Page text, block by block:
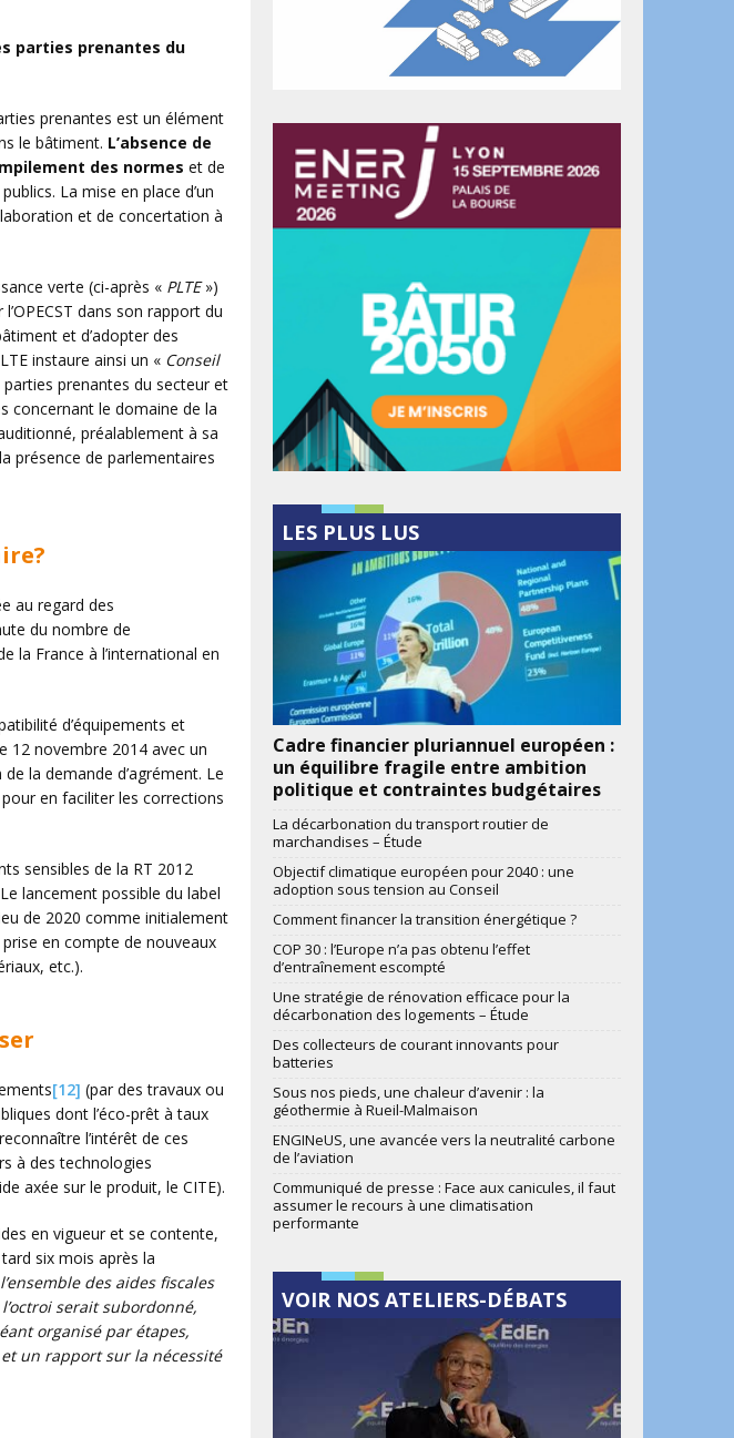
parties prenantes du
prenantes est un élément
le bâtiment. L’absence de
des normes et de
La mise en place d’un
et de concertation à
verte (ci-après « PLTE»)
dans son rapport du
et d’adopter des
instaure ainsi un « Conseil
prenantes du secteur et
concernant le domaine de la
préalablement à sa
présence de parlementaires
au regard des
du nombre de
la France à l’international en
d’équipements et
12 novembre 2014 avec un
la demande d’agrément. Le
en faciliter les corrections
sensibles de la RT 2012
lancement possible du label
de 2020 comme initialement
en compte de nouveaux
etc.).
[12] (par des travaux ou
dont l’éco-prêt à taux
l’intérêt de ces
à des technologies
axée sur le produit, le CITE).
en vigueur et se contente,
six mois après la
des aides fiscales
serait subordonné,
organisé par étapes,
et un rapport sur la nécessité
LES PLUS LUS
Cadre financier pluriannuel européen :
un équilibre fragile entre ambition
politique et contraintes budgétaires
La décarbonation du transport routier de
marchandises – Étude
Objectif climatique européen pour 2040 : une
adoption sous tension au Conseil
Comment financer la transition énergétique ?
COP 30 : l’Europe n’a pas obtenu l’effet
d’entraînement escompté
Une stratégie de rénovation efficace pour la
décarbonation des logements – Étude
Des collecteurs de courant innovants pour
batteries
Sous nos pieds, une chaleur d’avenir : la
géothermie à Rueil-Malmaison
ENGINeUS, une avancée vers la neutralité carbone
de l’aviation
Communiqué de presse : Face aux canicules, il faut
assumer le recours à une climatisation
performante
VOIR NOS ATELIERS-DÉBATS